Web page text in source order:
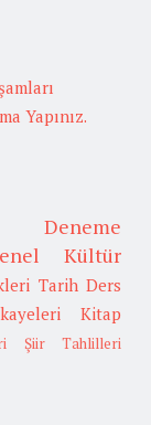
Yapınız.
Deneme
Kültür
Tarih Ders
Kitap
Şiir Tahlilleri